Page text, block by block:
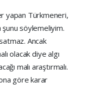
yapan Türkmeneri,
şunu söylemeliyim.
Ancak
olacak diye algı
malı araştırmalı.
göre karar